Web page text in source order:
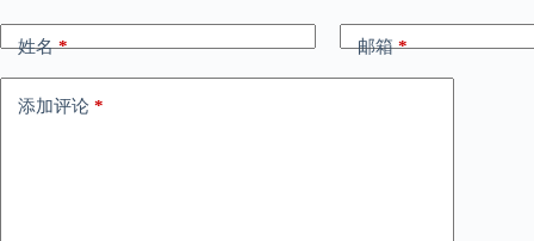
姓名* 邮箱*
添加评论 *